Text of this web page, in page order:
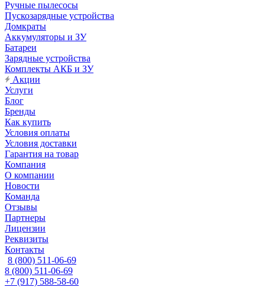
Ручные пылесосы
Пускозарядные устройства
Домкраты
Аккумуляторы и ЗУ
Батареи
Зарядные устройства
Комплекты АКБ и ЗУ
Акции
Услуги
Блог
Бренды
Как купить
Условия оплаты
Условия доставки
Гарантия на товар
Компания
О компании
Новости
Команда
Отзывы
Партнеры
Лицензии
Реквизиты
Контакты
8 (800) 511-06-69
8 (800) 511-06-69
+7 (917) 588-58-60